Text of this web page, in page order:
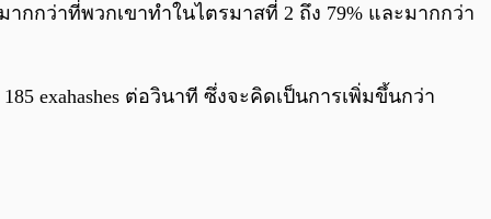
กกว่าที่พวกเขาทำในไตรมาสที่ 2 ถึง 79% และมากกว่า
exahashes ต่อวินาที ซึ่งจะคิดเป็นการเพิ่มขึ้นกว่า